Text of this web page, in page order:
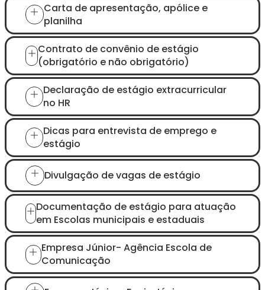
Carta de apresentação, apólice e
planilha
Contrato de convênio de estágio
(obrigatório e não obrigatório)
Declaração de estágio extracurricular
no HR
Dicas para entrevista de emprego e
estágio
Divulgação de vagas de estágio
Documentação de estágio para atuação
em Escolas municipais e estaduais
Empresa Júnior- Agência Escola de
Comunicação